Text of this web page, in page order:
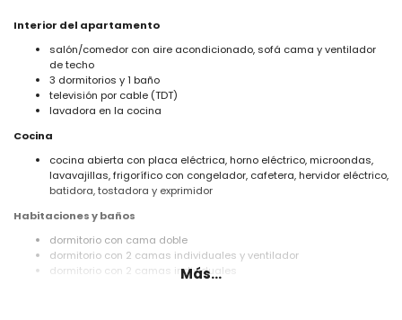
Interior del apartamento
salón/comedor con aire acondicionado, sofá cama y ventilador
de techo
3 dormitorios y 1 baño
televisión por cable (TDT)
lavadora en la cocina
Cocina
cocina abierta con placa eléctrica, horno eléctrico, microondas,
lavavajillas, frigorífico con congelador, cafetera, hervidor eléctrico,
batidora, tostadora y exprimidor
Habitaciones y baños
dormitorio con cama doble
dormitorio con 2 camas individuales y ventilador
dormitorio con 2 camas individuales
Más...